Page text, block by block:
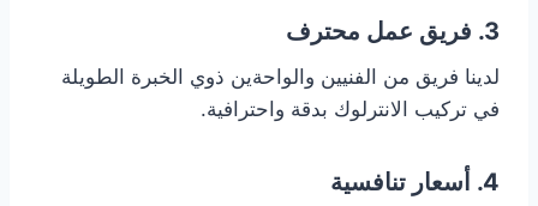
3. فريق عمل محترف
لدينا فريق من الفنيين والواحةين ذوي الخبرة الطويلة
في تركيب الانترلوك بدقة واحترافية.
4. أسعار تنافسية